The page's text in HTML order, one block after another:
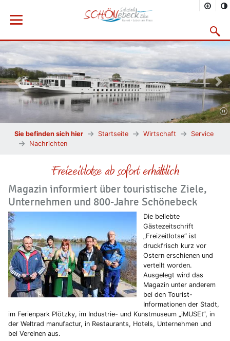
Menü öffnen
Vorheriges Bild
Sie befinden sich hier Startseite Wirtschaft
Service
Nachrichten
Freizeitlotse ab sofort erhältlich
Magazin informiert über touristische Ziele,
Unternehmen und 800-Jahre Schönebeck
Die beliebte
Gästezeitschrift
„Freizeitlotse“ ist
druckfrisch kurz vor
Ostern erschienen und
verteilt worden.
Ausgelegt wird das
Magazin unter anderem
bei den Tourist-
Informationen der Stadt,
im Ferienpark Plötzky, im Industrie- und Kunstmuseum „iMUSEt“, in
der Weltrad manufactur, in Restaurants, Hotels, Unternehmen und
bei Vereinen aus.